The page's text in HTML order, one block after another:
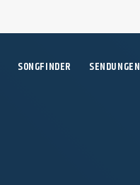
SONGFINDER SENDUNGEN